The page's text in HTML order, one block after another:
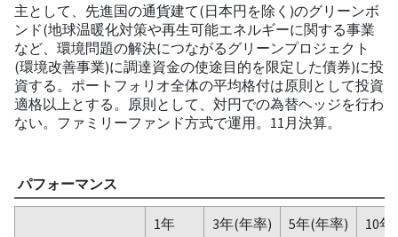
主として、先進国の通貨建て(日本円を除く)のグリーンボ
ンド(地球温暖化対策や再生可能エネルギーに関する事業
など、環境問題の解決につながるグリーンプロジェクト
(環境改善事業)に調達資金の使途目的を限定した債券)に投
資する。ポートフォリオ全体の平均格付は原則として投資
適格以上とする。原則として、対円での為替ヘッジを行わ
ない。ファミリーファンド方式で運用。11月決算。
パフォーマンス
1年 3年(年率) 5年(年率)
10